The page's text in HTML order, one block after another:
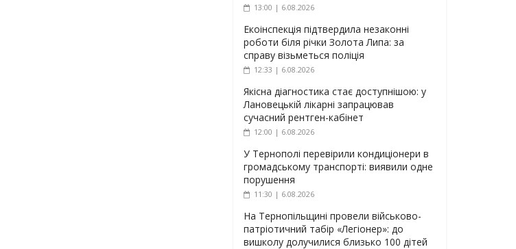
13:00 | 6.08.2026
Екоінспекція підтвердила незаконні
роботи біля річки Золота Липа: за
справу візьметься поліція
12:33 | 6.08.2026
Якісна діагностика стає доступнішою: у
Лановецькій лікарні запрацював
сучасний рентген-кабінет
12:00 | 6.08.2026
У Тернополі перевірили кондиціонери в
громадському транспорті: виявили одне
порушення
11:30 | 6.08.2026
На Тернопільщині провели військово-
патріотичний табір «Легіонер»: до
вишколу долучилися близько 100 дітей